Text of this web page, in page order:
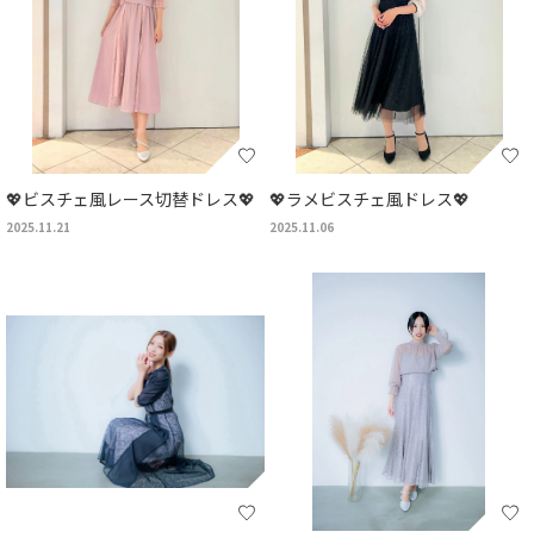
💖ビスチェ風レース切替ドレス💖
2025.11.21
💖ラメビスチェ風ドレス💖
2025.11.06